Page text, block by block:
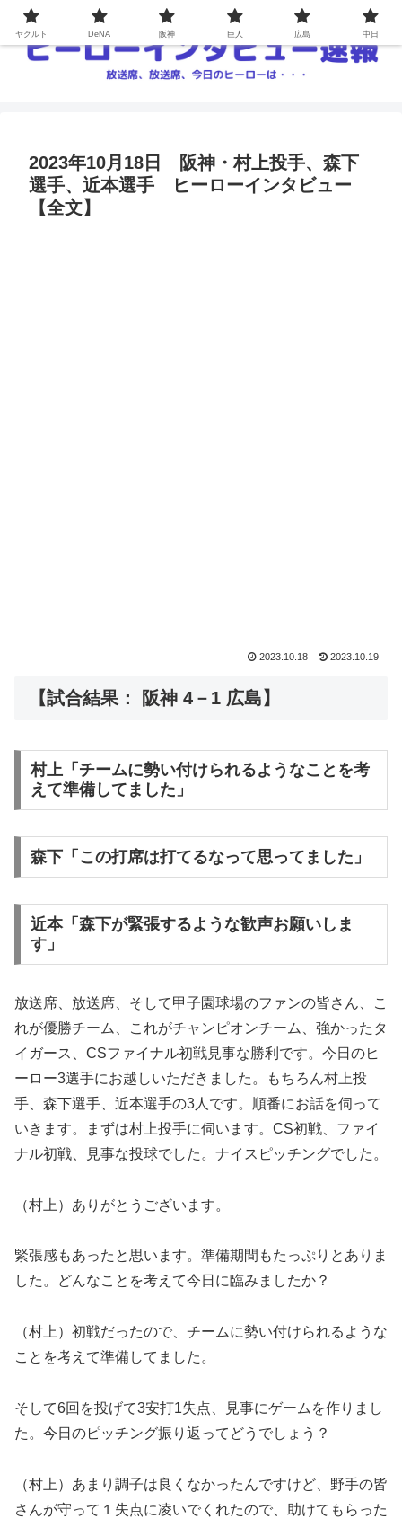
2023年10月18日 阪神・村上投手、森下
選手、近本選手 ヒーローインタビュー
【全文】
2023.10.18 2023.10.19
【試合結果： 阪神 4－1 広島】
村上「チームに勢い付けられるようなことを考
えて準備してました」
森下「この打席は打てるなって思ってました」
近本「森下が緊張するような歓声お願いしま
す」
放送席、放送席、そして甲子園球場のファンの皆さん、こ
れが優勝チーム、これがチャンピオンチーム、強かったタ
イガース、CSファイナル初戦見事な勝利です。今日のヒ
ーロー3選手にお越しいただきました。もちろん村上投
手、森下選手、近本選手の3人です。順番にお話を伺って
いきます。まずは村上投手に伺います。CS初戦、ファイ
ナル初戦、見事な投球でした。ナイスピッチングでした。
（村上）ありがとうございます。
緊張感もあったと思います。準備期間もたっぷりとありま
した。どんなことを考えて今日に臨みましたか？
（村上）初戦だったので、チームに勢い付けられるような
ことを考えて準備してました。
そして6回を投げて3安打1失点、見事にゲームを作りまし
た。今日のピッチング振り返ってどうでしょう？
（村上）あまり調子は良くなかったんですけど、野手の皆
さんが守って１失点に凌いでくれたので、助けてもらった
ヤクルト DeNA 阪神 巨人 広島 中日